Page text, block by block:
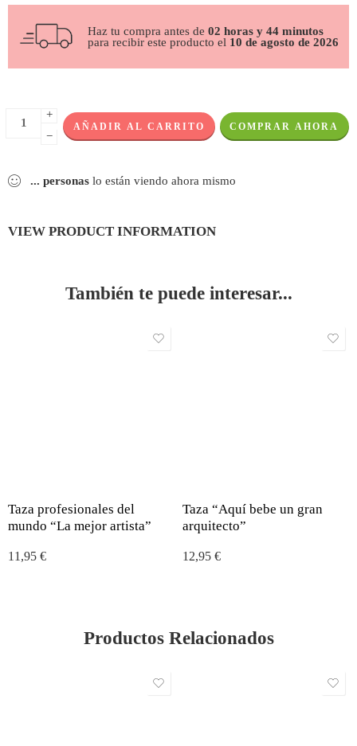
Haz tu compra antes de 02 horas y 44 minutos
para recibir este producto el 10 de agosto de 2026
+
−
AÑADIR AL CARRITO COMPRAR AHORA
... personas lo están viendo ahora mismo
VIEW PRODUCT INFORMATION
También te puede interesar...
Taza profesionales del
mundo “La mejor artista”
11,95 €
Taza “Aquí bebe un gran
arquitecto”
12,95 €
Productos Relacionados